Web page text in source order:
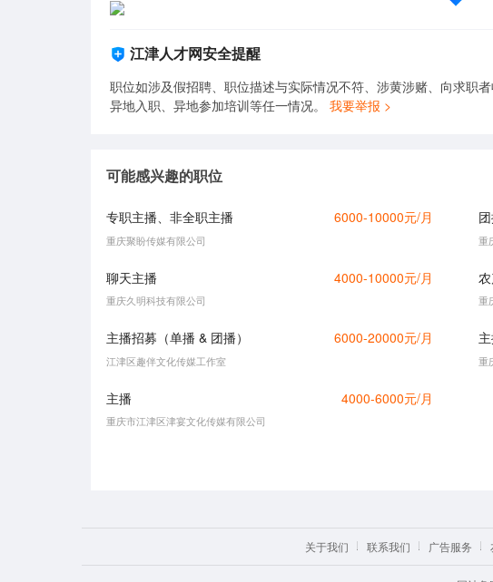
江津人才网安全提醒
职位如涉及假招聘、职位描述与实际情况不符、涉黄涉赌、向求职
异地入职、异地参加培训等任一情况。 我要举报 >
可能感兴趣的职位
专职主播、非全职主播 6000-10000元/月
重庆聚盼传媒有限公司 重
聊天主播 4000-10000元/月
重庆久明科技有限公司 重
主播招募（单播 & 团播） 6000-20000元/月
江津区趣伴文化传媒工作室 重
主播 4000-6000元/月
重庆市江津区津宴文化传媒有限公司
关于我们 联系我们 广告服务